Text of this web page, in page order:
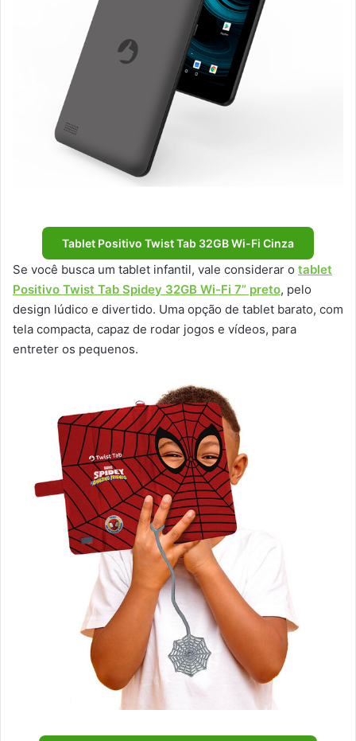
Tablet Positivo Twist Tab 32GB Wi-Fi Cinza
Se você busca um tablet infantil, vale considerar o tablet
Positivo Twist Tab Spidey 32GB Wi-Fi 7” preto, pelo
design lúdico e divertido. Uma opção de tablet barato, com
tela compacta, capaz de rodar jogos e vídeos, para
entreter os pequenos.